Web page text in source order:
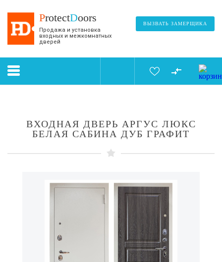
ProtectDoors
Продажа и установка
входных и межкомнатных
дверей
ВЫЗВАТЬ ЗАМЕРЩИКА
ВХОДНАЯ ДВЕРЬ АРГУС ЛЮКС
БЕЛАЯ САБИНА ДУБ ГРАФИТ